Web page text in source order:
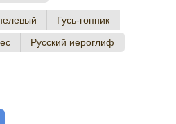
Гусь-гопник
Русский иероглиф